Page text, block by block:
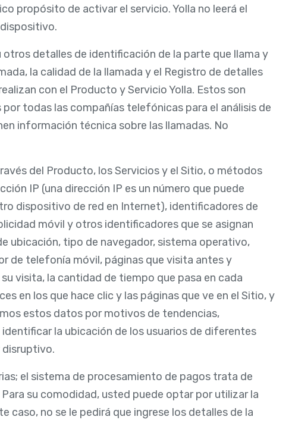
propósito de activar el servicio. Yolla no leerá el
detalles de identificación de la parte que llama y
la calidad de la llamada y el Registro de detalles
con el Producto y Servicio Yolla. Estos son
todas las compañías telefónicas para el análisis de
información técnica sobre las llamadas. No
del Producto, los Servicios y el Sitio, o métodos
IP (una dirección IP es un número que puede
dispositivo de red en Internet), identificadores de
móvil y otros identificadores que se asignan
ubicación, tipo de navegador, sistema operativo,
de telefonía móvil, páginas que visita antes y
visita, la cantidad de tiempo que pasa en cada
en los que hace clic y las páginas que ve en el Sitio, y
estos datos por motivos de tendencias,
la ubicación de los usuarios de diferentes
disruptivo.
el sistema de procesamiento de pagos trata de
su comodidad, usted puede optar por utilizar la
caso, no se le pedirá que ingrese los detalles de la